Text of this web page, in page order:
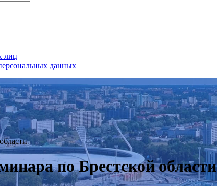
лиц
данных
по Брестской области